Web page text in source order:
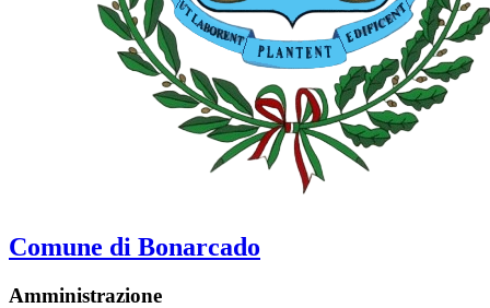
Comune di Bonarcado
Amministrazione